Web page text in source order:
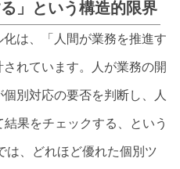
」という構造的限界
は、「人間が業務を推進す
れています。人が業務の開
別対応の要否を判断し、人
果をチェックする、という
は、どれほど優れた個別ツ